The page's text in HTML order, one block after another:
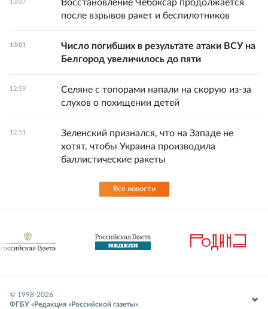
13:07
Восстановление Чебоксар продолжается
после взрывов ракет и беспилотников
13:01
Число погибших в результате атаки ВСУ на
Белгород увеличилось до пяти
12:59
Селяне с топорами напали на скорую из-за
слухов о похищении детей
12:51
Зеленский признался, что на Западе не
хотят, чтобы Украина производила
баллистические ракеты
Все новости
© 1998-2026
ФГБУ «Редакция «Российской газеты»